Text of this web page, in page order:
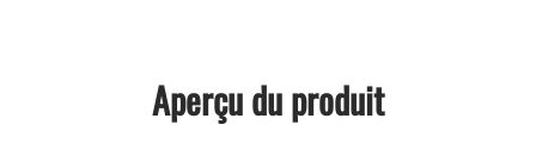
Aperçu du produit